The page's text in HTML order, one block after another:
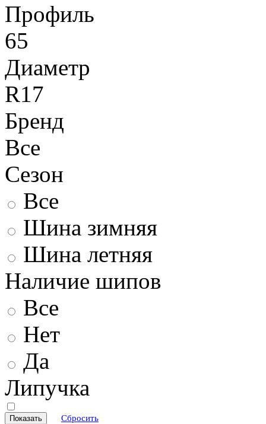
Профиль
65
Диаметр
R17
Бренд
Все
Сезон
Все
Шина зимняя
Шина летняя
Наличие шипов
Все
Нет
Да
Липучка
Сбросить